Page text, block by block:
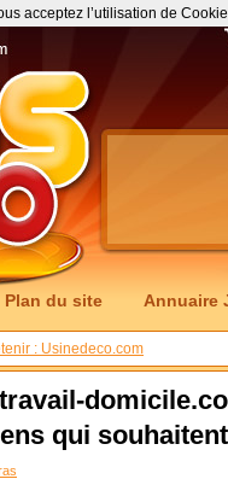
Plan du site Annuaire
: Usinedeco.com
qui
acceptez l’utilisation de